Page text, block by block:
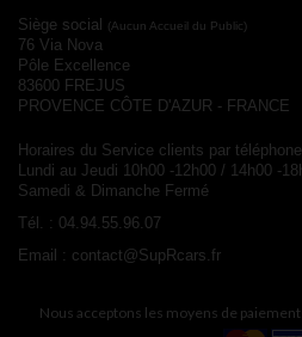
Siège social
(Aucun Accueil du Public)
76 Via Nova
Pôle Excellence
83600 FREJUS
PROVENCE CÔTE D'AZUR - FRANCE
Horaires du Service clients par
Lundi au Jeudi 10h00 -12h00 / 14h00 -
Samedi & Dimanche Fermé
Tél. : 04.94.55.96.07
Email : contact@SupRcars.fr
Nous acceptons les moyens de